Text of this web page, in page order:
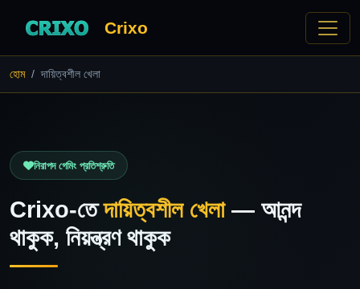
Crixo
হোম দায়িত্বশীল খেলা
নিরাপদ গেমিং প্রতিশ্রুতি
Crixo-তেদায়িত্বশীল খেলা— আনন্দ
থাকুক, নিয়ন্ত্রণ থাকুক